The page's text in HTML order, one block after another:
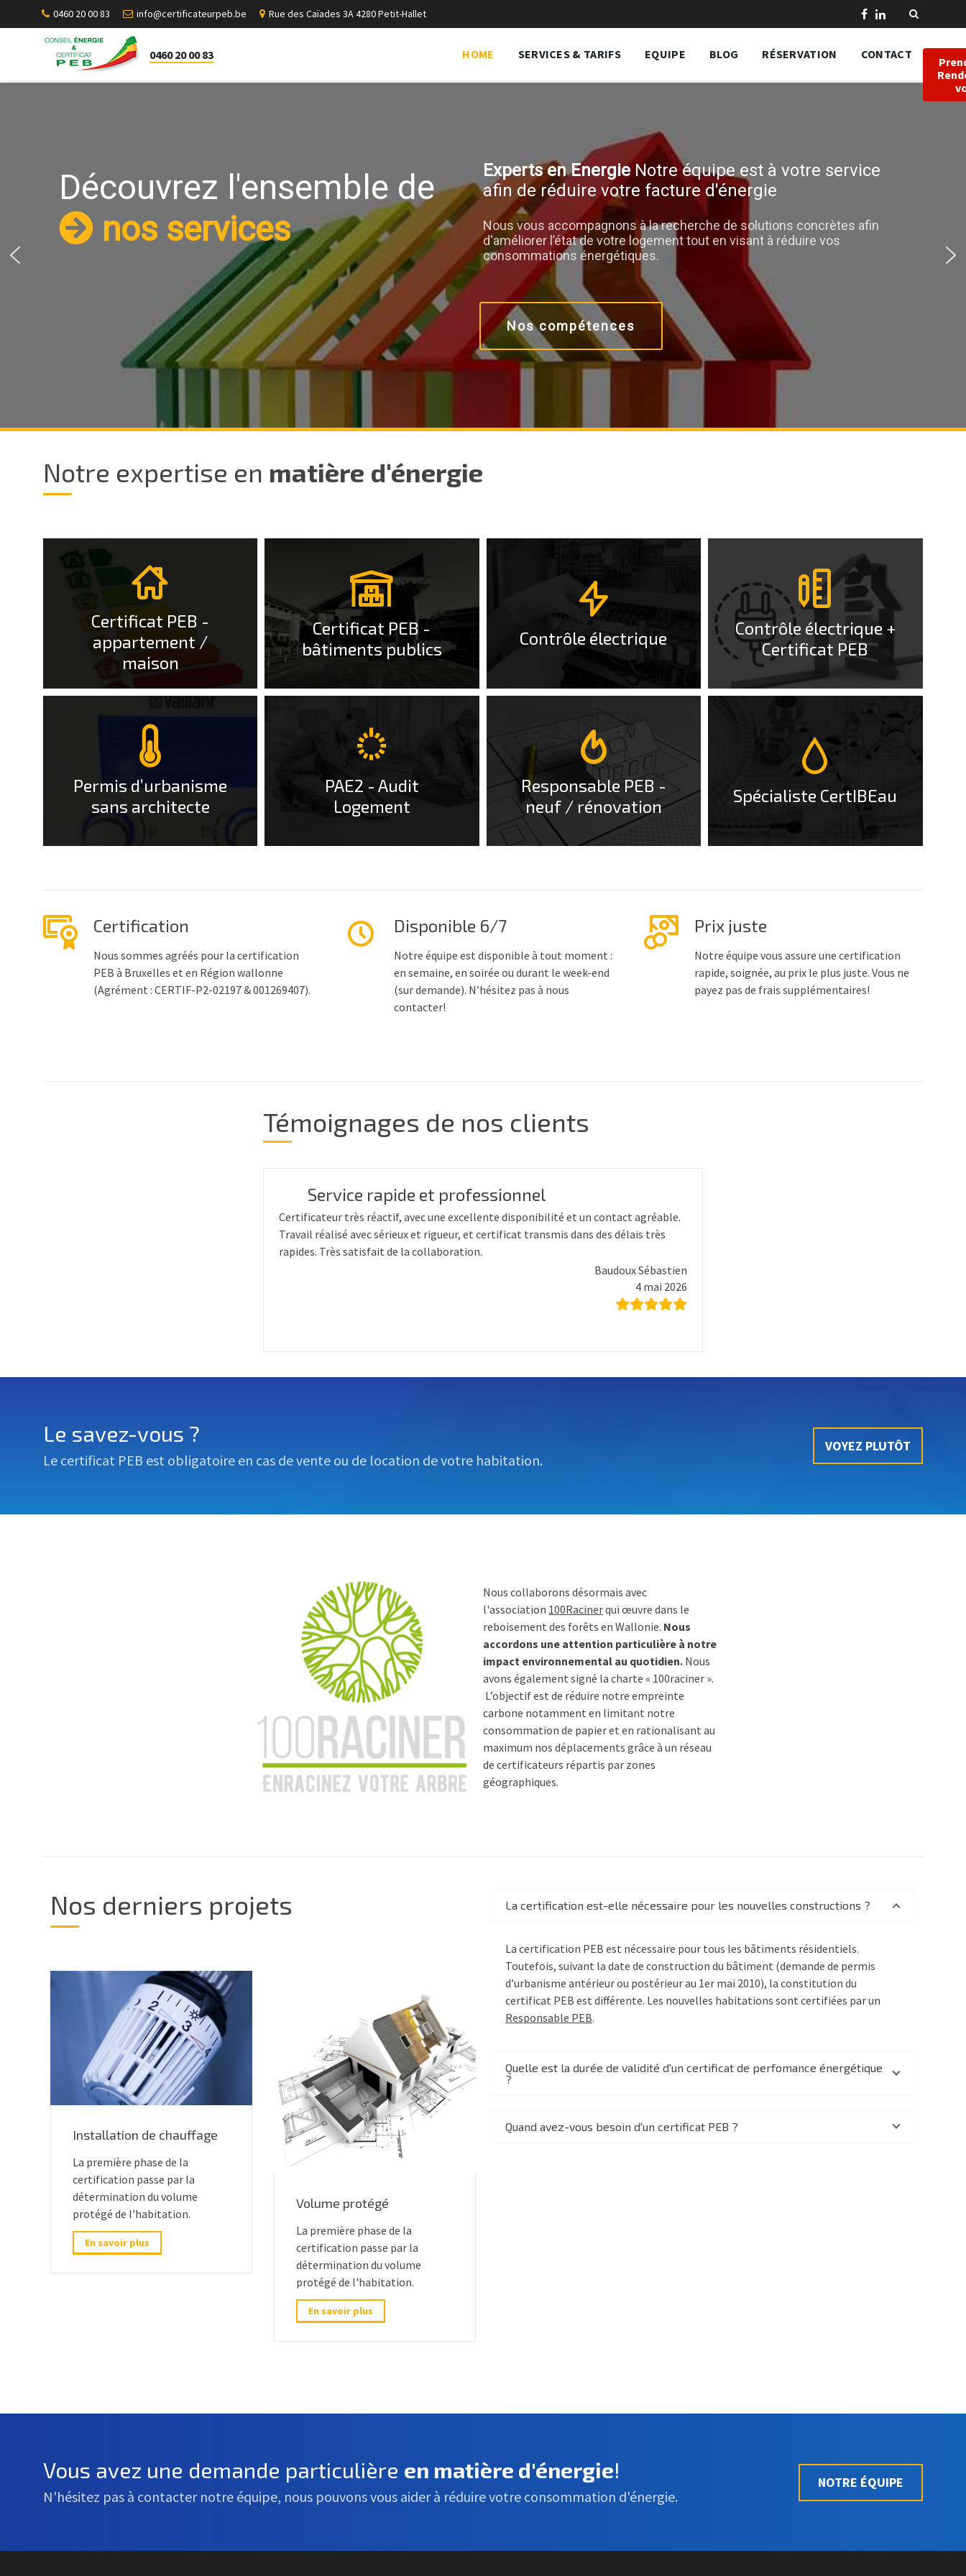
0460 20 00 83 info@certificateurpeb.be Rue des Caïades 3A 4280 Petit-Hallet
0460 20 00 83 HOME SERVICES & TARIFS EQUIPE BLOG RÉSERVATION CONTACT
Découvrez l'ensemble de
nos services
Experts en EnergieNotre équipe est à votre service
afin de réduire votre facture d'énergie
Nous vous accompagnons à la recherche de solutions concrètes afin
d'améliorer l’état de votre logement tout en visant à réduire vos
consommations énergétiques.
Nos compétences
Notre expertise en matière d'énergie
Certificat PEB -
appartement /
maison
Info
Certificat PEB -
bâtiments publics
Contrôle électrique
Contrôle électrique +
Certificat PEB
Permis d’urbanisme
sans architecte
PAE2 - Audit
Logement
Responsable PEB -
neuf / rénovation
Spécialiste CertIBEau
Certification
Nous sommes agréés pour la certification
PEB à Bruxelles et en Région wallonne
(Agrément : CERTIF-P2-02197 & 001269407).
Disponible 6/7
Notre équipe est disponible à tout moment :
en semaine, en soirée ou durant le week-end
(sur demande). N’hésitez pas à nous
contacter!
Prix juste
Notre équipe vous assure une certification
rapide, soignée, au prix le plus juste. Vous ne
payez pas de frais supplémentaires!
Témoignages de nos clients
Service rapide et professionnel
Certificateur très réactif, avec une excellente disponibilité et un contact agréable.
Travail réalisé avec sérieux et rigueur, et certificat transmis dans des délais très
rapides. Très satisfait de la collaboration.
Baudoux Sébastien
4 mai 2026
Le savez-vous ?
Le certificat PEB est obligatoire en cas de vente ou de location de votre habitation.
VOYEZ PLUTÔT
Nous collaborons désormais avec
l'association 100Racinerqui œuvre dans le
reboisement des forêts en Wallonie. Nous
accordons une attention particulière à notre
impact environnemental au quotidien. Nous
avons également signé la charte « 100raciner ».
L’objectif est de réduire notre empreinte
carbone notamment en limitant notre
consommation de papier et en rationalisant au
maximum nos déplacements grâce à un réseau
de certificateurs répartis par zones
géographiques.
Nos derniers projets
Installation de chauffage
La première phase de la
certification passe par la
détermination du volume
protégé de l'habitation.
En savoir plus
Volume protégé
La première phase de la
certification passe par la
détermination du volume
protégé de l'habitation.
En savoir plus
La certification est-elle nécessaire pour les nouvelles constructions ?
La certification PEB est nécessaire pour tous les bâtiments résidentiels.
Toutefois, suivant la date de construction du bâtiment (demande de permis
d’urbanisme antérieur ou postérieur au 1er mai 2010), la constitution du
certificat PEB est différente. Les nouvelles habitations sont certifiées par un
Responsable PEB.
Quelle est la durée de validité d'un certificat de perfomance énergétique
?
Quand avez-vous besoin d'un certificat PEB ?
Vous avez une demande particulière en matière d'énergie!
N'hésitez pas à contacter notre équipe, nous pouvons vous aider à réduire votre consommation d'énergie.
NOTRE ÉQUIPE